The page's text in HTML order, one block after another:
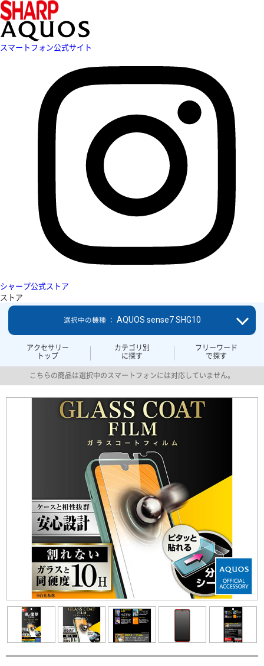
スマートフォン公式サイト
シャープ公式ストア
ストア
アクセサリー
トップ
カテゴリ別
に探す
フリーワード
で探す
選択中の機種 ： AQUOS sense7 SHG10
こちらの商品は選択中のスマートフォンには対応していません。